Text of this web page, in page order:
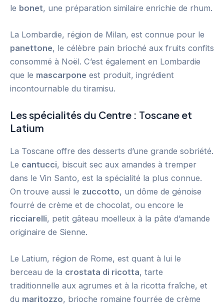
le bonet, une préparation similaire enrichie de rhum.
La Lombardie, région de Milan, est connue pour le
panettone, le célèbre pain brioché aux fruits confits
consommé à Noël. C’est également en Lombardie
que le mascarpone est produit, ingrédient
incontournable du tiramisu.
Les spécialités du Centre : Toscane et
Latium
La Toscane offre des desserts d’une grande sobriété.
Le cantucci, biscuit sec aux amandes à tremper
dans le Vin Santo, est la spécialité la plus connue.
On trouve aussi le zuccotto, un dôme de génoise
fourré de crème et de chocolat, ou encore le
ricciarelli, petit gâteau moelleux à la pâte d’amande
originaire de Sienne.
Le Latium, région de Rome, est quant à lui le
berceau de la crostata di ricotta, tarte
traditionnelle aux agrumes et à la ricotta fraîche, et
du maritozzo, brioche romaine fourrée de crème